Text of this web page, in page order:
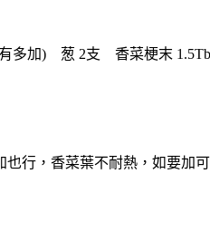
多加) 葱 2支 香菜梗末
行，香菜葉不耐熱，如要加